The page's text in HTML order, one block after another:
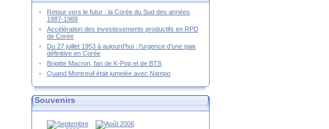
Retour vers le futur : la Corée du Sud des années
1987-1988
Accélération des investissements productifs en RPD
de Corée
Du 27 juillet 1953 à aujourd’hui : l’urgence d’une paix
définitive en Corée
Brigitte Macron, fan de K-Pop et de BTS
Quand Montreuil était jumelée avec Nampo
Souvenirs